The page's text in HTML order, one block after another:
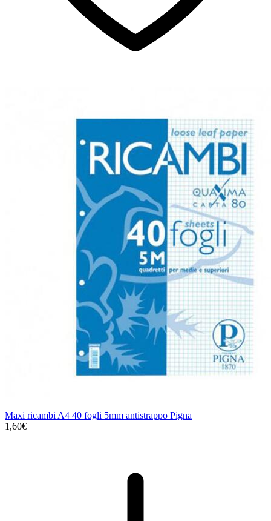
Maxi ricambi A4 40 fogli 5mm antistrappo Pigna
1,60€